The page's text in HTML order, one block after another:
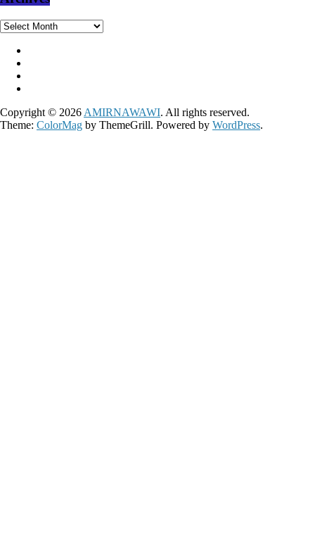
Archives
Copyright © 2026 AMIRNAWAWI. All rights reserved.
Theme: ColorMag by ThemeGrill. Powered by WordPress.